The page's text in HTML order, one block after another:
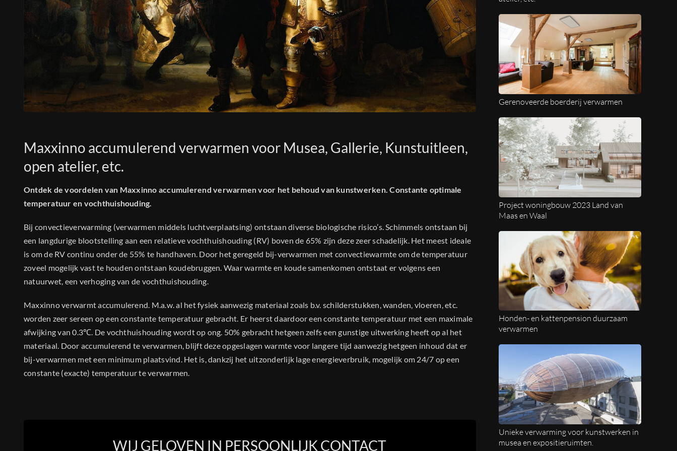
Maxxinno accumulerend verwarmen voor Musea, Gallerie, Kunstuitleen,
open atelier, etc.
Ontdek de voordelen van Maxxinno accumulerend verwarmen voor het behoud van kunstwerken. Constante optimale
temperatuur en vochthuishouding.
Bij convectieverwarming (verwarmen middels luchtverplaatsing) ontstaan diverse biologische risico’s. Schimmels ontstaan bij
een langdurige blootstelling aan een relatieve vochthuishouding (RV) boven de 65% zijn deze zeer schadelijk. Het meest ideale
is om de RV continu onder de 55% te handhaven. Door het geregeld bij-verwarmen met convectiewarmte om de temperatuur
zoveel mogelijk vast te houden ontstaan koudebruggen. Waar warmte en koude samenkomen ontstaat er volgens een
natuurwet, een verhoging van de vochthuishouding.
Maxxinno verwarmt accumulerend. M.a.w. al het fysiek aanwezig materiaal zoals b.v. schilderstukken, wanden, vloeren, etc.
worden zeer sereen op een constante temperatuur gebracht. Er heerst daardoor een constante temperatuur met een maximale
afwijking van 0.3℃. De vochthuishouding wordt op ong. 50% gebracht hetgeen zelfs een gunstige uitwerking heeft op al het
materiaal. Door accumulerend te verwarmen, blijft deze opgeslagen warmte voor langere tijd aanwezig hetgeen inhoud dat er
bij-verwarmen met een minimum plaatsvind. Het is, dankzij het uitzonderlijk lage energieverbruik, mogelijk om 24/7 op een
constante (exacte) temperatuur te verwarmen.
WIJ GELOVEN IN PERSOONLIJK CONTACT
Gerenoveerde boerderij verwarmen
Project woningbouw 2023 Land van
Maas en Waal
Honden- en kattenpension duurzaam
verwarmen
Unieke verwarming voor kunstwerken in
musea en expositieruimten.